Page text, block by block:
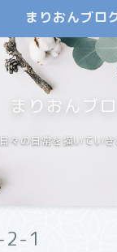
まりおんブロ
まりおんブ
日々の日常を描いていき
2-1